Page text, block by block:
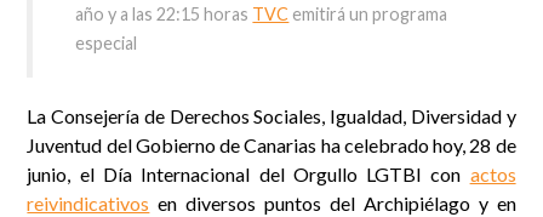
año y a las 22:15 horas TVC emitirá un programa
especial
La Consejería de Derechos Sociales, Igualdad, Diversidad y
Juventud del Gobierno de Canarias ha celebrado hoy, 28 de
junio, el Día Internacional del Orgullo LGTBI con actos
reivindicativos en diversos puntos del Archipiélago y en